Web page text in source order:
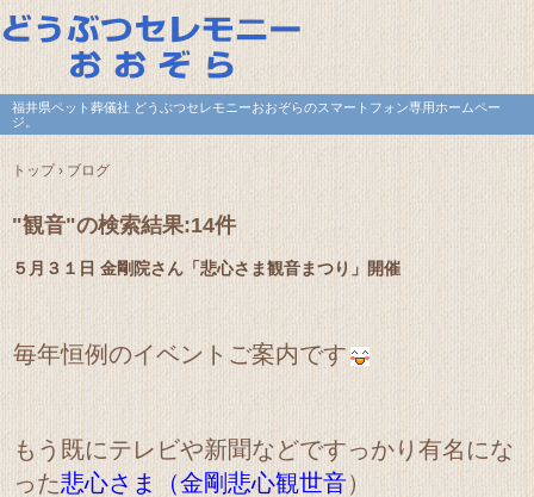
福井県ペット葬儀社 どうぶつセレモニーおおぞらのスマートフォン専用ホームペー
ジ。
トップ› ブログ
"観音"の検索結果:14件
５月３１日 金剛院さん「悲心さま観音まつり」開催
毎年恒例のイベントご案内です
もう既にテレビや新聞などですっかり有名にな
った悲心さま（金剛悲心観世音）